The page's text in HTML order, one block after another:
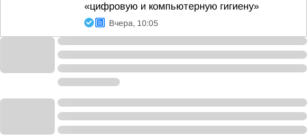
«цифровую и компьютерную гигиену»
Вчера, 10:05